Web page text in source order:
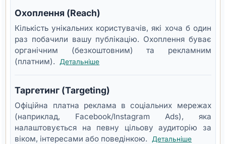
Охоплення (Reach)
Кількість унікальних користувачів, які хоча б один
раз побачили вашу публікацію. Охоплення буває
органічним (безкоштовним) та рекламним
(платним).
Детальніше
Таргетинг (Targeting)
Офіційна платна реклама в соціальних мережах
(наприклад, Facebook/Instagram Ads), яка
налаштовується на певну цільову аудиторію за
віком, інтересами або поведінкою.
Детальніше